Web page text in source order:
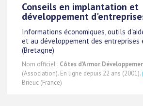
Conseils en implantation et
développement
Informations économiques, outils
et au développement des entreprises
(Bretagne)
Nom officiel : Côtes d'Armor
(Association). En ligne depuis 22 ans (2001).
Brieuc (France)